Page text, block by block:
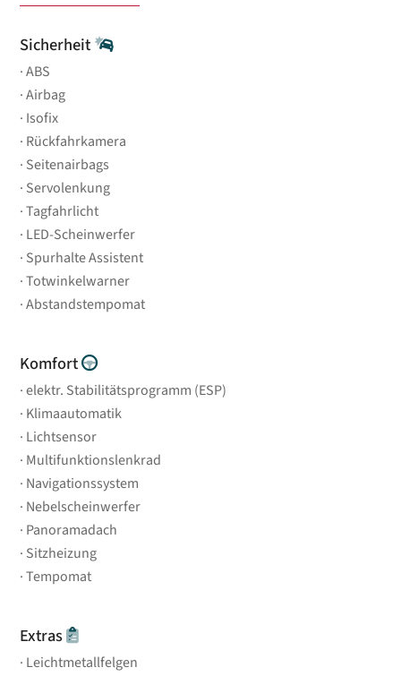
Sicherheit
ABS
Airbag
Isofix
Rückfahrkamera
Seitenairbags
Servolenkung
Tagfahrlicht
LED-Scheinwerfer
Spurhalte Assistent
Totwinkelwarner
Abstandstempomat
Komfort
elektr. Stabilitätsprogramm (ESP)
Klimaautomatik
Lichtsensor
Multifunktionslenkrad
Navigationssystem
Nebelscheinwerfer
Panoramadach
Sitzheizung
Tempomat
Extras
Leichtmetallfelgen